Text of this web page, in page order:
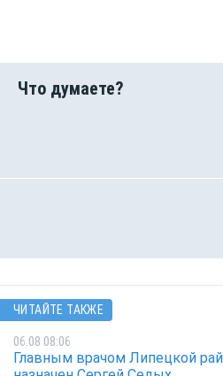
ЧИТАЙТЕ ТАКЖЕ
06.08 08:06
Главным врачом Липецкой